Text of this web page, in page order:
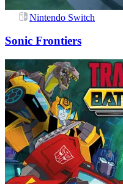
Nintendo Switch
Sonic Frontiers